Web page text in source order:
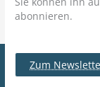
abonnieren.
Zum